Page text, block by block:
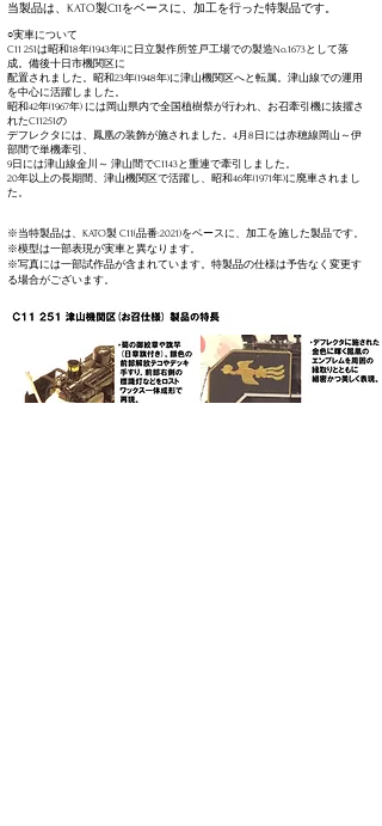
当製品は、KATO製C11をベースに、加工を行った特製品です
○実車について
C11 251は昭和18年(1943年)に日立製作所笠戸工場での製造No.1673として落
成。備後十日市機関区に
配置されました。昭和23年(1948年)に津山機関区へと転属。津山線での運用
を中心に活躍しました。
昭和42年(1967年) には岡山県内で全国植樹祭が行われ、お召牽引機に抜擢さ
れたC11251の
デフレクタには、鳳凰の装飾が施されました。4月8日には赤穂線岡山～伊
部間で単機牽引、
9日には津山線金川～ 津山間でC1143と重連で牽引しました。
20年以上の長期間、津山機関区で活躍し、昭和46年(1971年)に廃車されまし
た。
※当特製品は、KATO製 C11(品番:2021)をベースに、加工を施した製品です。
※模型は一部表現が実車と異なります。​​
​※写真には一部試作品が含まれています。特製品の仕様は予告なく変更す
る場合がございます。